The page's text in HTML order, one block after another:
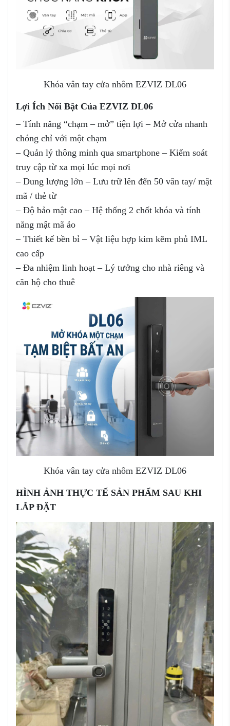
Khóa vân tay cửa nhôm EZVIZ DL06
Lợi Ích Nổi Bật Của EZVIZ DL06
– Tính năng “chạm – mở” tiện lợi – Mở cửa nhanh
chóng chỉ với một chạm
– Quản lý thông minh qua smartphone – Kiểm soát
truy cập từ xa mọi lúc mọi nơi
– Dung lượng lớn – Lưu trữ lên đến 50 vân tay/ mật
mã / thẻ từ
– Độ bảo mật cao – Hệ thống 2 chốt khóa và tính
năng mật mã ảo
– Thiết kế bền bỉ – Vật liệu hợp kim kẽm phủ IML
cao cấp
– Đa nhiệm linh hoạt – Lý tưởng cho nhà riêng và
căn hộ cho thuê
Khóa vân tay cửa nhôm EZVIZ DL06
HÌNH ẢNH THỰC TẾ SẢN PHẨM SAU KHI
LẮP ĐẶT